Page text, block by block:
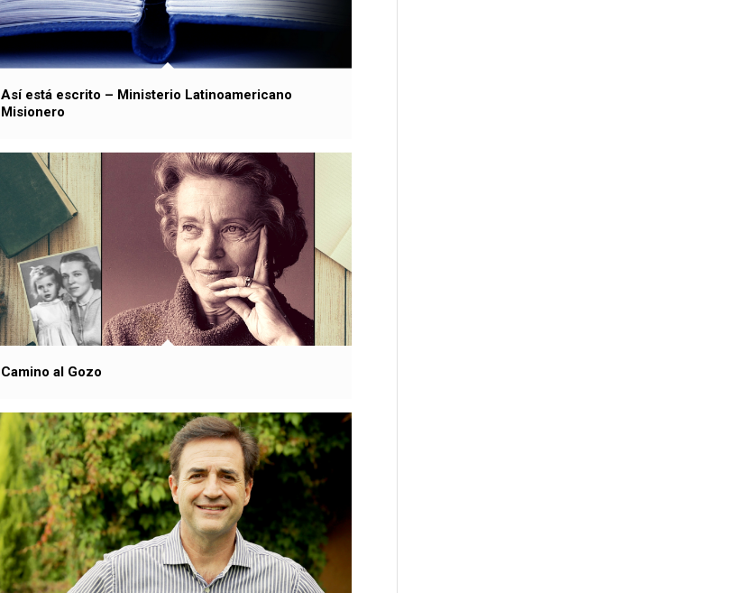
Así está escrito – Ministerio Latinoamericano
Misionero
Camino al Gozo